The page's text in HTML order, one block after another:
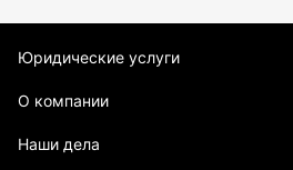
Юридические услуги
О компании
Наши дела